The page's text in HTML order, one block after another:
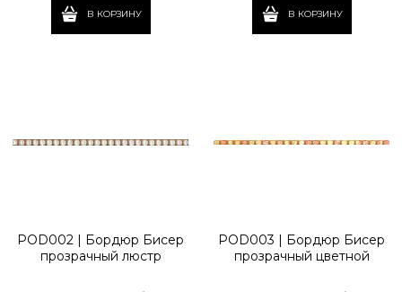
В КОРЗИНУ В КОРЗИНУ
POD002 | Бордюр Бисер
прозрачный люстр
POD003 | Бордюр Бисер
прозрачный цветной